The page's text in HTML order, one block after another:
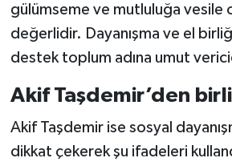
gülümseme ve mutluluğa vesile
değerlidir. Dayanışma ve el
destek toplum adına umut
Akif Taşdemir’den
Akif Taşdemir ise sosyal
dikkat çekerek şu ifadeleri